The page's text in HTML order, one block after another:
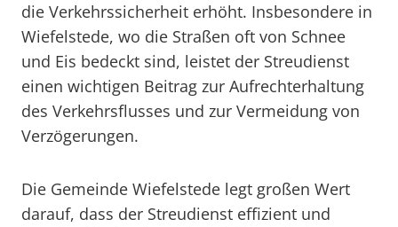
die Verkehrssicherheit erhöht. Insbesondere in
Wiefelstede, wo die Straßen oft von Schnee
und Eis bedeckt sind, leistet der Streudienst
einen wichtigen Beitrag zur Aufrechterhaltung
des Verkehrsflusses und zur Vermeidung von
Verzögerungen.
Die Gemeinde Wiefelstede legt großen Wert
darauf, dass der Streudienst effizient und